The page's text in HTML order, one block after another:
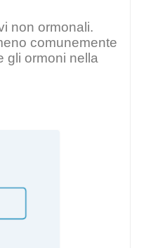
non ormonali.
comunemente
gli ormoni nella